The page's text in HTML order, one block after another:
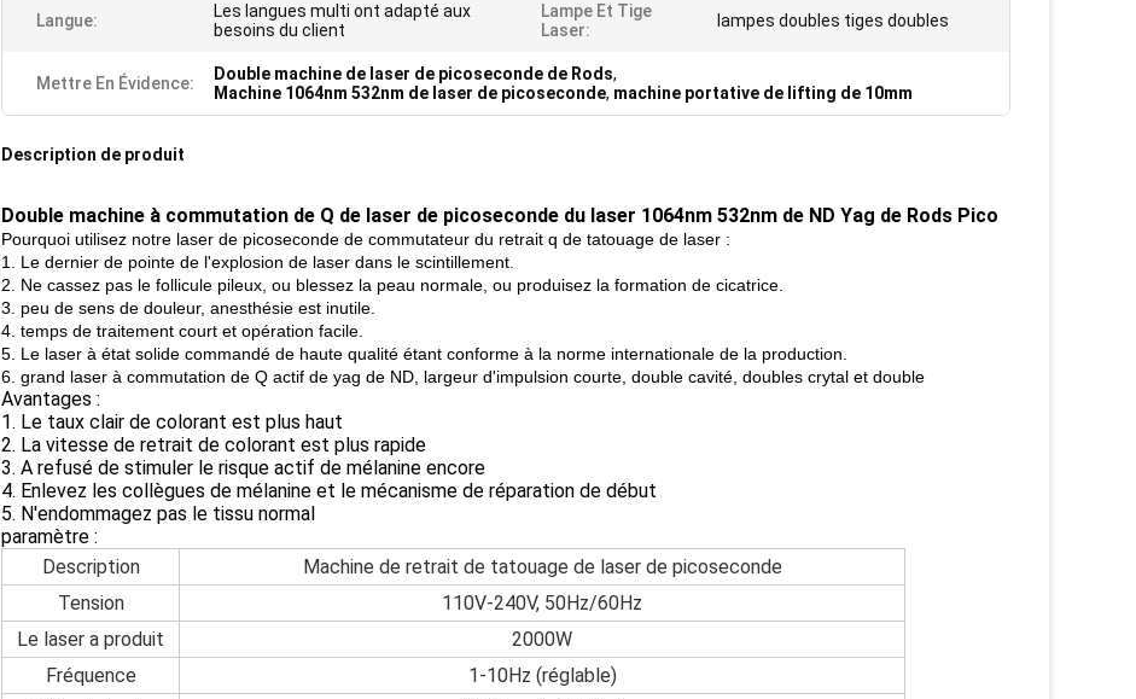
Langue:
Les langues multi ont adapté aux
besoins du client
Lampe Et Tige
Laser:
lampes doubles tiges doubles
Mettre En Évidence: Double machine de laser de picoseconde de Rods,
Machine 1064nm 532nm de laser de picoseconde, machine portative de lifting de 10mm
Description de produit
Double machine à commutation de Q de laser de picoseconde du laser 1064nm 532nm de ND Yag de Rods Pico
Pourquoi utilisez notre laser de picoseconde de commutateur du retrait q de tatouage de laser :
1. Le dernier de pointe de l'explosion de laser dans le scintillement.
2. Ne cassez pas le follicule pileux, ou blessez la peau normale, ou produisez la formation de cicatrice.
3. peu de sens de douleur, anesthésie est inutile.
4. temps de traitement court et opération facile.
5. Le laser à état solide commandé de haute qualité étant conforme à la norme internationale de la production.
6. grand laser à commutation de Q actif de yag de ND, largeur d'impulsion courte, double cavité, doubles crytal et double
Avantages :
1. Le taux clair de colorant est plus haut
2. La vitesse de retrait de colorant est plus rapide
3. A refusé de stimuler le risque actif de mélanine encore
4. Enlevez les collègues de mélanine et le mécanisme de réparation de début
5. N'endommagez pas le tissu normal
paramètre :
Description
Machine de retrait de tatouage de laser de picoseconde
Tension
110V-240V, 50Hz/60Hz
Le laser a produit
2000W
Fréquence
1-10Hz (réglable)